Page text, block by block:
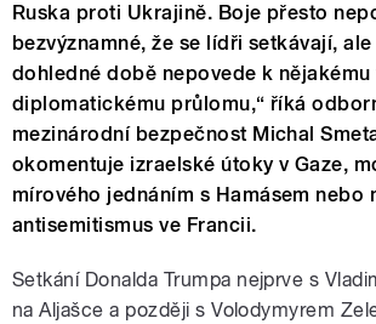
Ruska proti Ukrajině. Boje přesto
bezvýznamné, že se lídři setkávají,
dohledné době nepovede k nějakému
diplomatickému průlomu,“ říká
mezinárodní bezpečnost Michal
okomentuje izraelské útoky v Gaze,
mírového jednáním s Hamásem nebo
antisemitismus ve Francii.
Setkání Donalda Trumpa nejprve s
na Aljašce a později s Volodymyrem